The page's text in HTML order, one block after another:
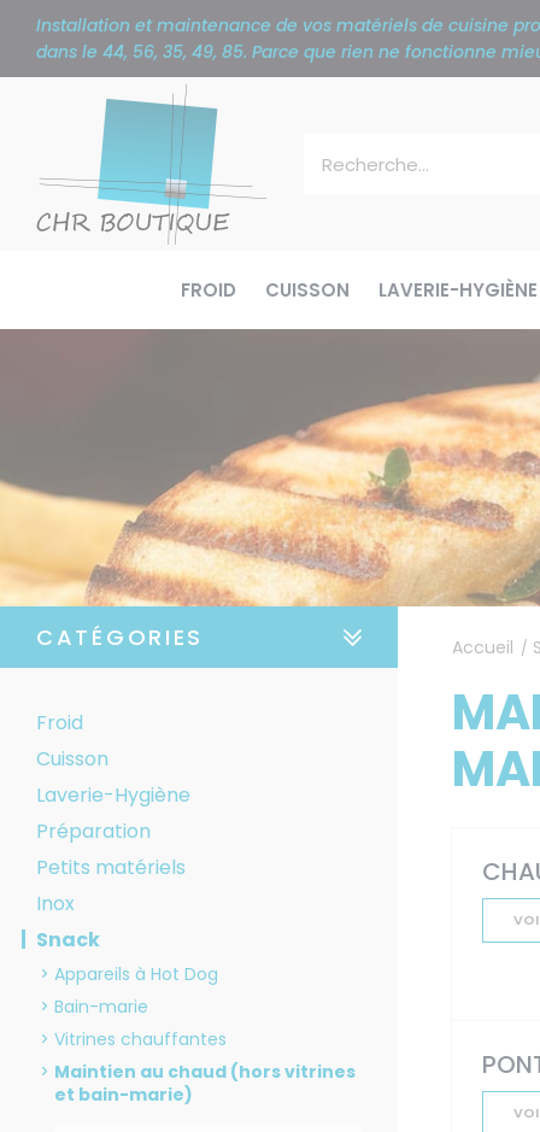
Installation et maintenance de vos matériels de cuisine
dans le 44, 56, 35, 49, 85. Parce que rien ne fonctionne
FROID CUISSON LAVERIE-HYGIÈNE
Accueil /
CATÉGORIES
Froid
Cuisson
Laverie-Hygiène
Préparation
Petits matériels
Inox
Snack
Appareils à Hot Dog
Bain-marie
Vitrines chauffantes
Maintien au chaud (hors vitrines
et bain-marie)
Panneau de gestion des cookies